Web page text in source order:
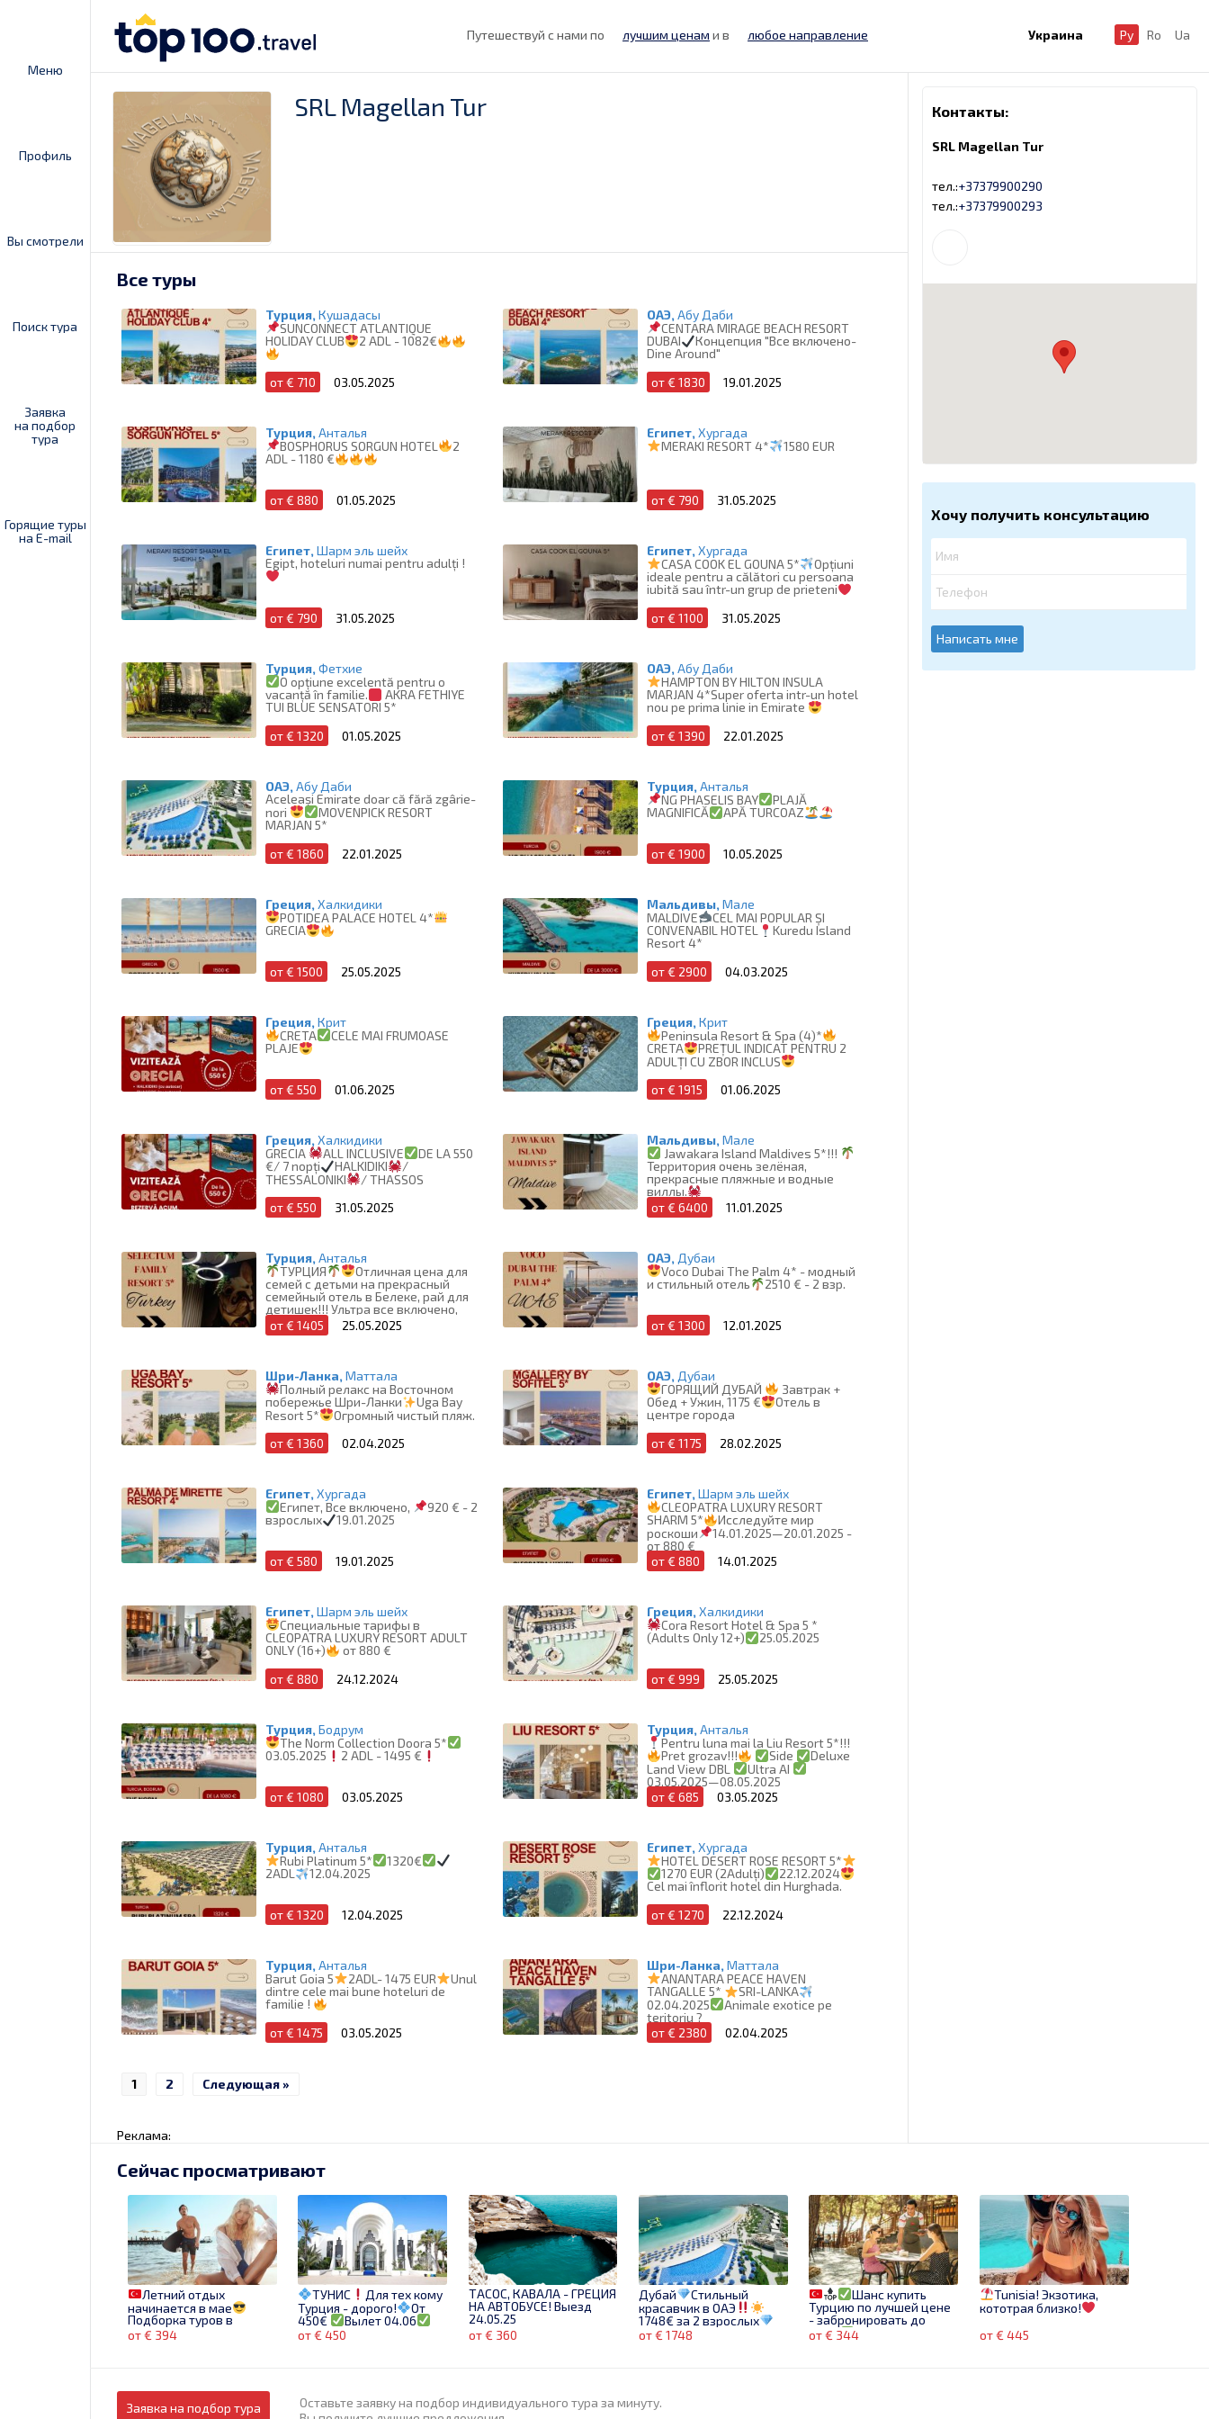
Меню
Профиль
Вы смотрели
Поиск тура
Заявка
на подбор
тура
Горящие туры
на E-mail
Путешествуй с нами по лучшим ценам и в любое направление Украина Ру Ro Ua
SRL Magellan Tur
Все туры
Турция, Кушадасы
SUNCONNECT ATLANTIQUE
HOLIDAY CLUB
2 ADL - 1082€
от € 710 03.05.2025
ОАЭ, Абу Даби
CENTARA MIRAGE BEACH RESORT
DUBAI
Концепция "Все включено-
Dine Around"
от € 1830
19.01.2025
Турция, Анталья
BOSPHORUS SORGUN HOTEL
2
ADL - 1180 €
от € 880 01.05.2025
Египет, Хургада
MERAKI RESORT 4*
1580 EUR
от € 790 31.05.2025
Египет, Шарм эль шейх
Egipt, hoteluri numai pentru adulți !
от € 790 31.05.2025
Египет, Хургада
CASA COOK EL GOUNA 5*
Opțiuni
ideale pentru a călători cu persoana
iubită sau într-un grup de prieteni
от € 1100
31.05.2025
Турция, Фетхие
O opțiune excelentă pentru o
vacanță în familie.
AKRA FETHIYE
TUI BLUE SENSATORI 5*
от € 1320
01.05.2025
ОАЭ, Абу Даби
HAMPTON BY HILTON INSULA
MARJAN 4*Super oferta intr-un hotel
nou pe prima linie in Emirate
от € 1390
22.01.2025
ОАЭ, Абу Даби
Aceleași Emirate doar că fără zgârie-
nori
MOVENPICK RESORT
MARJAN 5*
от € 1860
22.01.2025
Турция, Анталья
NG PHASELIS BAY
PLAJĂ
MAGNIFICĂ
APĂ TURCOAZ
от € 1900 10.05.2025
Греция, Халкидики
POTIDEA PALACE HOTEL 4*
GRECIA
от € 1500 25.05.2025
Мальдивы, Мале
MALDIVE
CEL MAI POPULAR ȘI
CONVENABIL HOTEL
Kuredu Island
Resort 4*
от € 2900
04.03.2025
Греция, Крит
CRETA
CELE MAI FRUMOASE
PLAJE
от € 550 01.06.2025
Греция, Крит
Peninsula Resort & Spa (4)*
CRETA
PREȚUL INDICAT PENTRU 2
ADULȚI CU ZBOR INCLUS
от € 1915
01.06.2025
Греция, Халкидики
GRECIA
ALL INCLUSIVE
DE LA 550
€/ 7 nopți
HALKIDIKI
/
THESSALONIKI
/ THASSOS
от € 550
31.05.2025
Мальдивы, Мале
Jawakara Island Maldives 5*!!!
Территория очень зелёная,
прекрасные пляжные и водные
виллы.
от € 6400
11.01.2025
Турция, Анталья
ТУРЦИЯ
Отличная цена для
семей с детьми на прекрасный
семейный отель в Белеке, рай для
детишек!!! Ультра все включено,
1405 € - 2 взр
от € 1405 25.05.2025
ОАЭ, Дубаи
Voco Dubai The Palm 4* - модный
и стильный отель
2510 € - 2 взр.
от € 1300 12.01.2025
Шри-Ланка, Маттала
Полный релакс на Восточном
побережье Шри-Ланки
Uga Bay
Resort 5*
Огромный чистый пляж.
от € 1360
02.04.2025
ОАЭ, Дубаи
ГОРЯЩИЙ ДУБАЙ
Завтрак +
Обед + Ужин, 1175 €
Отель в
центре города
от € 1175
28.02.2025
Египет, Хургада
Египет, Все включено,
920 € - 2
взрослых
19.01.2025
от € 580 19.01.2025
Египет, Шарм эль шейх
CLEOPATRA LUXURY RESORT
SHARM 5*
Исследуйте мир
роскоши
14.01.2025—20.01.2025 -
от 880 €
от € 880
14.01.2025
Египет, Шарм эль шейх
Специальные тарифы в
CLEOPATRA LUXURY RESORT ADULT
ONLY (16+)
от 880 €
от € 880
24.12.2024
Греция, Халкидики
Cora Resort Hotel & Spa 5 *
(Adults Only 12+)
25.05.2025
от € 999 25.05.2025
Турция, Бодрум
The Norm Collection Doora 5*
03.05.2025
2 ADL - 1495 €
от € 1080 03.05.2025
Турция, Анталья
Pentru luna mai la Liu Resort 5*!!!
Pret grozav!!!
Side
Deluxe
Land View DBL
Ultra AI
03.05.2025—08.05.2025
от € 685
03.05.2025
Турция, Анталья
Rubi Platinum 5*
1320€
2ADL
12.04.2025
от € 1320 12.04.2025
Египет, Хургада
HOTEL DESERT ROSE RESORT 5*
1270 EUR (2Adulți)
22.12.2024
Cel mai înflorit hotel din Hurghada.
от € 1270
22.12.2024
Турция, Анталья
Barut Goia 5
2ADL- 1475 EUR
Unul
dintre cele mai bune hoteluri de
familie !
от € 1475
03.05.2025
Шри-Ланка, Маттала
ANANTARA PEACE HAVEN
TANGALLE 5*
SRI-LANKA
02.04.2025
Animale exotice pe
teritoriu ?
от € 2380
02.04.2025
1 2 Следующая »
Реклама:
Контакты:
SRL Magellan Tur
тел.:+37379900290
тел.:+37379900293
Хочу получить консультацию
Написать мне
Сейчас просматривают
Летний отдых
начинается в мае
Подборка туров в
Турцию по выгодным
ценам
от € 394
ТУНИС
Для тех кому
Турция - дорого!
От
450€
Вылет 04.06
Бронируй новое!
от € 450
ТАСОС, КАВАЛА - ГРЕЦИЯ
НА АВТОБУСЕ! Выезд
24.05.25
от € 360
Дубай
Стильный
красавчик в ОАЭ
1748€ за 2 взрослых
Звони сейчас!
от € 1748
Шанс купить
Турцию по лучшей цене
- забронировать до
31.01!
Бронируй
сейчас!
от € 344
Tunisia! Экзотика,
кототрая близко!
от € 445
Заявка на подбор тура
Оставьте заявку на подбор индивидуального тура за минуту.